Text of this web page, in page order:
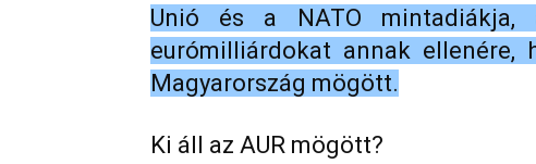
Unió és a NATO
eurómilliárdokat annak ellenére,
Magyarország mögött.
Ki áll az AUR mögött?